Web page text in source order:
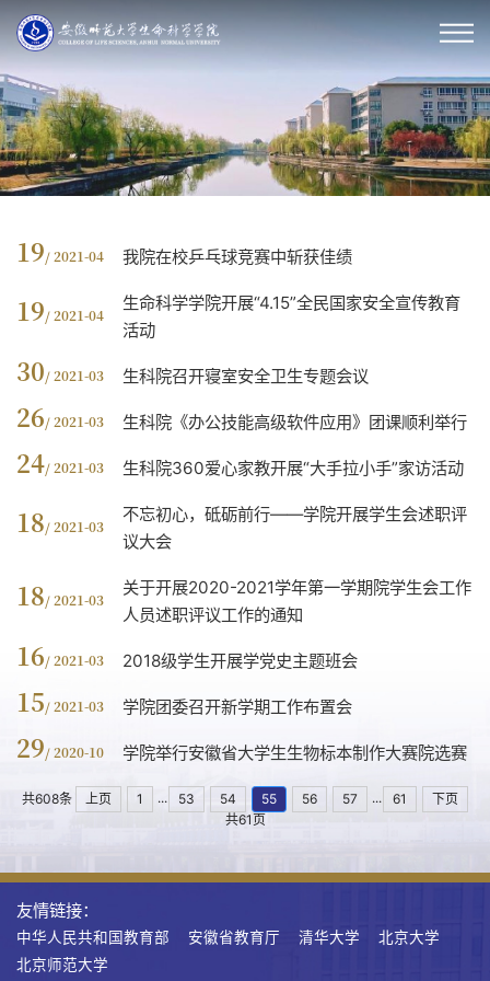
19/ 2021-04 我院在校乒乓球竞赛中斩获佳绩
19/ 2021-04
生命科学学院开展“4.15”全民国家安全宣传教育
活动
30/ 2021-03 生科院召开寝室安全卫生专题会议
26/ 2021-03 生科院《办公技能高级软件应用》团课顺利举行
24/ 2021-03 生科院360爱心家教开展“大手拉小手”家访活动
18/ 2021-03
不忘初心，砥砺前行——学院开展学生会述职评
议大会
18/ 2021-03
关于开展2020-2021学年第一学期院学生会工作
人员述职评议工作的通知
16/ 2021-03 2018级学生开展学党史主题班会
15/ 2021-03 学院团委召开新学期工作布置会
29/ 2020-10 学院举行安徽省大学生生物标本制作大赛院选赛
共608条 上页 1 ... 53 54 55 56 57 ... 61
下页
共61页
友情链接：
中华人民共和国教育部 安徽省教育厅 清华大学
北京大学
北京师范大学